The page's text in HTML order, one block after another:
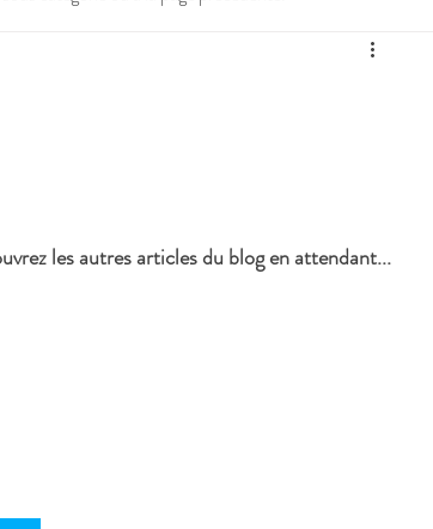
les autres articles du blog en attendant...